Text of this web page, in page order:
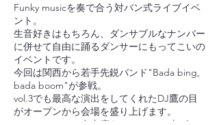
Funky musicを奏で合う対バン式ライブイベ
ント。
生音好きはもちろん、ダンサブルなナンバー
に併せて自由に踊るダンサーにもってこいの
イベントです。
今回は関西から若手先鋭バンド"Bada bing,
bada boom"が参戦。
vol.3でも最高な演出をしてくれたDJ鷹の目
がオープンから会場を盛り上げます。